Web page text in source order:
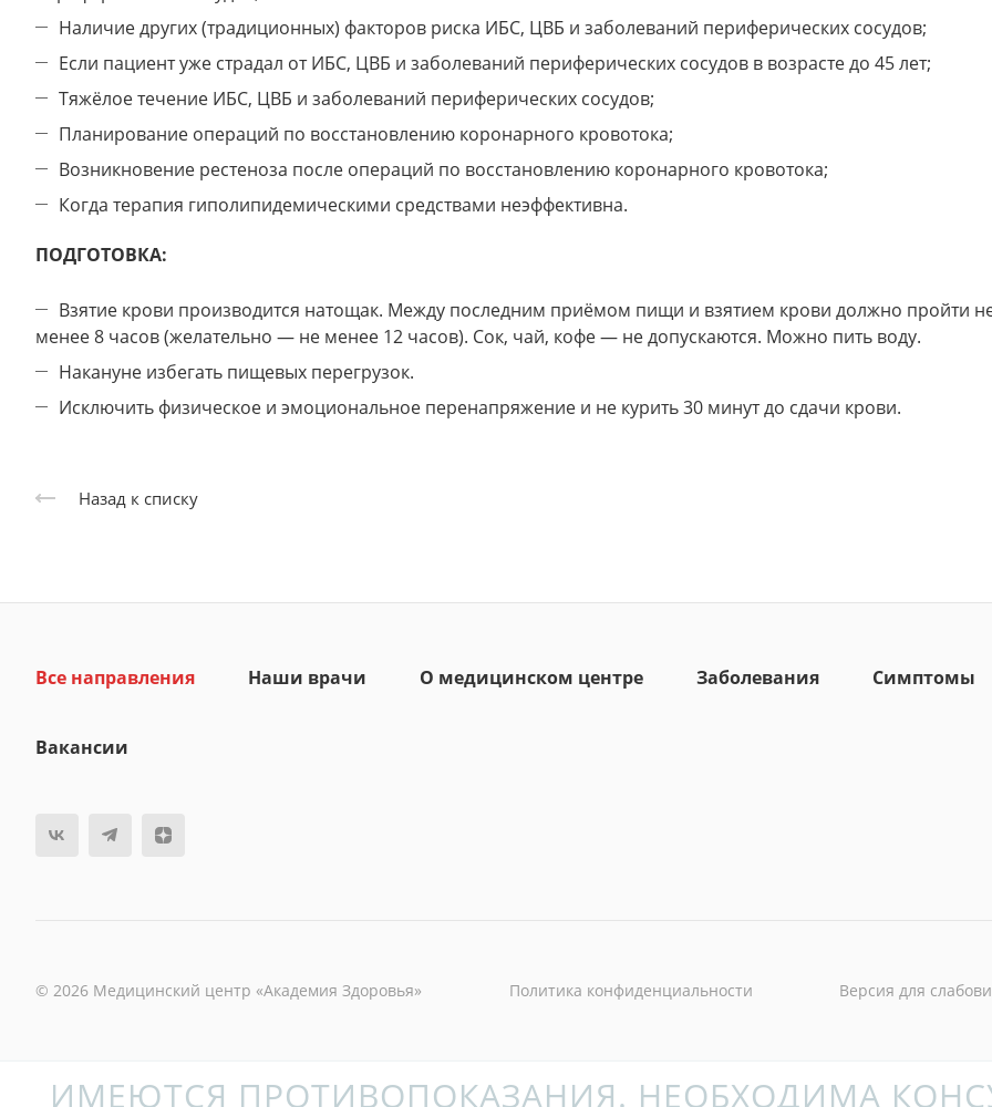
Наличие других (традиционных) факторов риска ИБС, ЦВБ и заболеваний периферических сосудов;
Если пациент уже страдал от ИБС, ЦВБ и заболеваний периферических сосудов в возрасте до 45 лет;
Тяжёлое течение ИБС, ЦВБ и заболеваний периферических сосудов;
Планирование операций по восстановлению коронарного кровотока;
Возникновение рестеноза после операций по восстановлению коронарного кровотока;
Когда терапия гиполипидемическими средствами неэффективна.
ПОДГОТОВКА:
Взятие крови производится натощак. Между последним приёмом пищи и взятием крови должно пройти
менее 8 часов (желательно — не менее 12 часов). Сок, чай, кофе — не допускаются. Можно пить воду.
Накануне избегать пищевых перегрузок.
Исключить физическое и эмоциональное перенапряжение и не курить 30 минут до сдачи крови.
Назад к списку
Все направления Наши врачи О медицинском центре Заболевания Симптомы
Вакансии
© 2026 Медицинский центр «Академия Здоровья» Политика конфиденциальности Версия для
ИМЕЮТСЯ ПРОТИВОПОКАЗАНИЯ. НЕОБХОДИМА